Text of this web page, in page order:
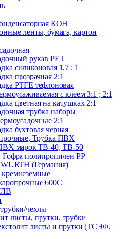
КОН
ленты, бумага, картон
рукав PET
силиконовая 1,7 : 1
прозрачная 2:1
PTFE тефлоновая
с клеем 3:1 ; 2:1
цветная на катушках 2:1
трубка наборы
2:1
бухтовая черная
Трубка ПВХ
марок ТВ-40, ТВ-50
Гофра полипропилен PP
(Германия)
600С
чехлы
листы, прутки, трубки
листы и прутки (ТСЭФ,